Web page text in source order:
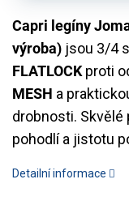
Capri legíny
výroba) jsou 3/4
FLATLOCKproti
MESH a
drobnosti. Skvělé
pohodlí a jistotu
Detailní informace